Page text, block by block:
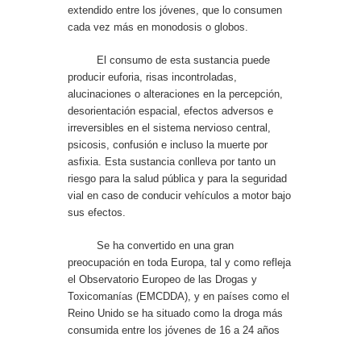
extendido entre los jóvenes, que lo consumen
cada vez más en monodosis o globos.
El consumo de esta sustancia puede
producir euforia, risas incontroladas,
alucinaciones o alteraciones en la percepción,
desorientación espacial, efectos adversos e
irreversibles en el sistema nervioso central,
psicosis, confusión e incluso la muerte por
asfixia. Esta sustancia conlleva por tanto un
riesgo para la salud pública y para la seguridad
vial en caso de conducir vehículos a motor bajo
sus efectos.
Se ha convertido en una gran
preocupación en toda Europa, tal y como refleja
el Observatorio Europeo de las Drogas y
Toxicomanías (EMCDDA), y en países como el
Reino Unido se ha situado como la droga más
consumida entre los jóvenes de 16 a 24 años